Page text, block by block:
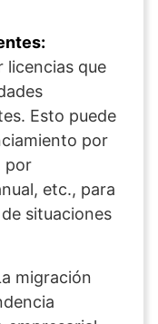
que
Esto puede
por
por
etc., para
situaciones
migración